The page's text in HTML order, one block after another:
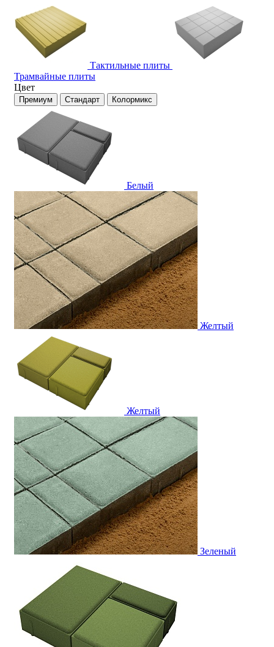
Тактильные плиты
Трамвайные плиты
Цвет
Премиум Стандарт Колормикс
Белый
Желтый
Желтый
Зеленый